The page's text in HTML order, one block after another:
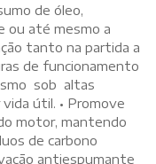
de óleo,
ou até mesmo a
tanto na partida a
de funcionamento
sob altas
útil. • Promove
motor, mantendo
de carbono
antiespumante